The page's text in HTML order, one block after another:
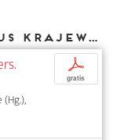
Weitere Texte von Markus Krajewski bei DIAPHANES
p
gratis